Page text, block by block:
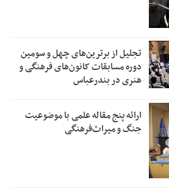
تجلیل از بر‌ترین‌های چهل و سومین
دوره مسابقات کانون‌های فرهنگی و
هنری در بندرعباس
ارائه پنج مقاله علمی با موضوعیت
جنگ و میراث‌فرهنگی